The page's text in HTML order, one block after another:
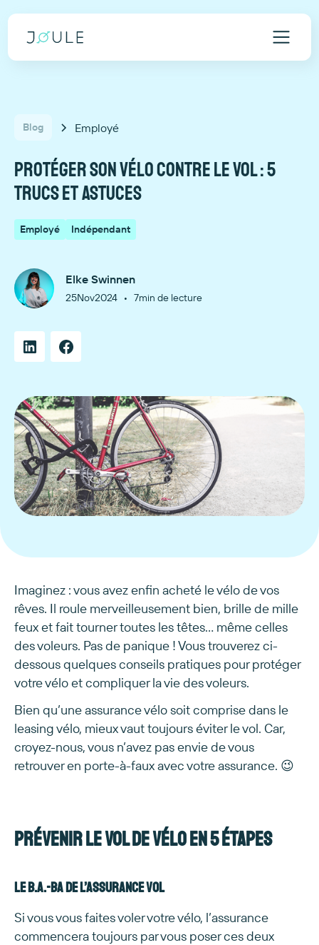
Blog Employé
Protéger son vélo contre le vol : 5
trucs et astuces
Employé Indépendant
Elke Swinnen
25Nov2024 • 7min de lecture
Imaginez : vous avez enfin acheté le vélo de vos
rêves. Il roule merveilleusement bien, brille de mille
feux et fait tourner toutes les têtes… même celles
des voleurs. Pas de panique ! Vous trouverez ci-
dessous quelques conseils pratiques pour protéger
votre vélo et compliquer la vie des voleurs.
Bien qu’une assurance vélo soit comprise dans le
leasing vélo, mieux vaut toujours éviter le vol. Car,
croyez-nous, vous n’avez pas envie de vous
retrouver en porte-à-faux avec votre assurance. 😉
Prévenir le vol de vélo en 5 étapes
Le B.a.-BA de l’assurance vol
Si vous vous faites voler votre vélo, l’assurance
commencera toujours par vous poser ces deux